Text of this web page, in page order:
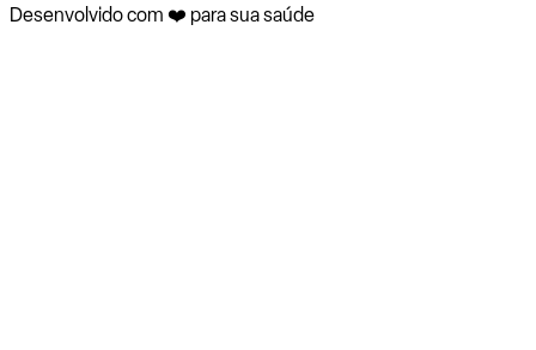
Desenvolvido com ❤️ para sua saúde